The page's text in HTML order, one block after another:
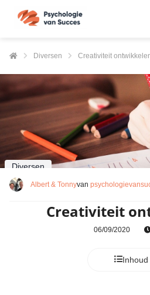
Diversen Creativiteit
Diversen
Albert & Tonnyvan
Creativiteit
06/09/2020
Inhoud